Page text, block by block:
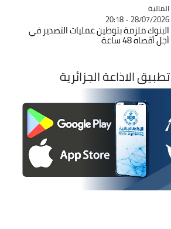
Catégorie
المالية
28/07/2026 - 20:18
البنوك ملزمة بتوطين عمليات التصدير في
أجل أقصاه 48 ساعة
الاذاعة الجزائرية